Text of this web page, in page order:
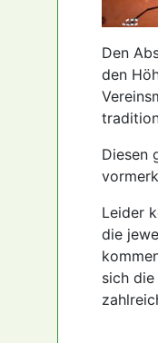
Den
den
Diesen
Leider
die
sich